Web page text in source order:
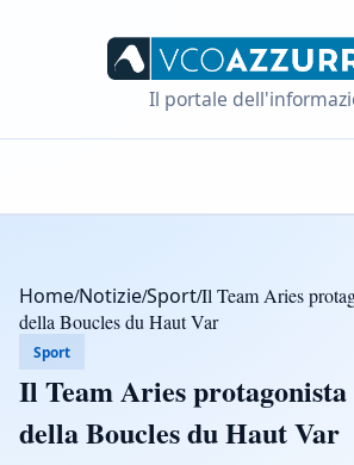
Il portale
Home/Notizie/Sport/Il Team Aries
della Boucles du Haut Var
Sport
Il Team Aries protagonista
della Boucles du Haut Var